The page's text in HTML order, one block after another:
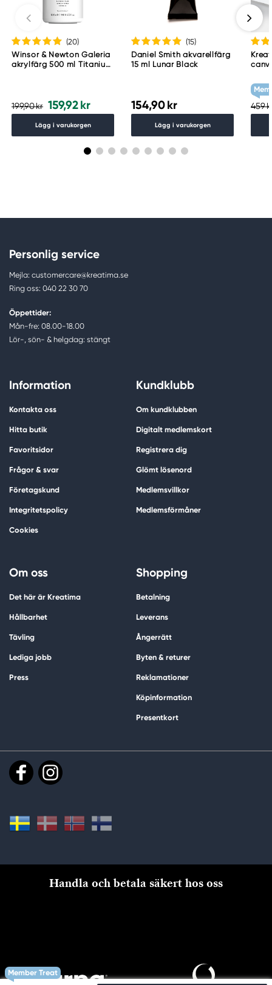
Member Treat
(20)
Winsor & Newton Galeria
akrylfärg 500 ml Titanium
199,90 kr 159,92 kr
Lägg i varukorgen
(15)
Daniel Smith akvarellfärg
15 ml Lunar Black
154,90 kr
Lägg i varukorgen
g/m²
459
Personlig service
Mejla: customercare@kreatima.se
Ring oss: 040 22 30 70
Öppettider:
Mån-fre: 08.00-18.00
Lör-, sön- & helgdag: stängt
Information
Kontakta oss
Hitta butik
Favoritsidor
Frågor & svar
Företagskund
Integritetspolicy
Cookies
Kundklubb
Om kundklubben
Digitalt medlemskort
Registrera dig
Glömt lösenord
Medlemsvillkor
Medlemsförmåner
Om oss
Det här är Kreatima
Hållbarhet
Tävling
Lediga jobb
Press
Shopping
Betalning
Leverans
Ångerrätt
Byten & returer
Reklamationer
Köpinformation
Presentkort
Handla och betala säkert hos oss